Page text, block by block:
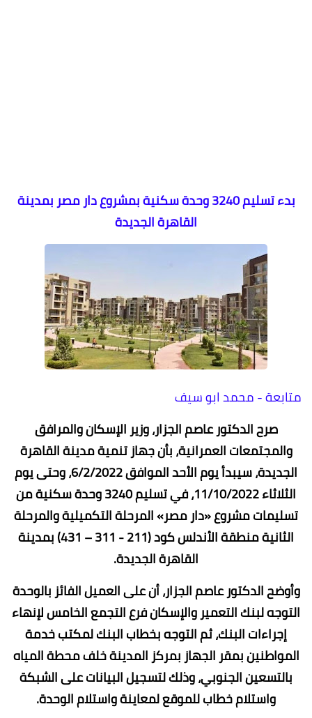
بدء تسليم 3240 وحدة سكنية بمشروع دار مصر بمدينة
القاهرة الجديدة
متابعة - محمد ابو سيف
صرح الدكتور عاصم الجزار، وزير الإسكان والمرافق
والمجتمعات العمرانية، بأن جهاز تنمية مدينة القاهرة
الجديدة، سيبدأ يوم الأحد الموافق 6/2/2022، وحتى يوم
الثلاثاء 11/10/2022، في تسليم 3240 وحدة سكنية من
تسليمات مشروع «دار مصر» المرحلة التكميلية والمرحلة
الثانية منطقة الأندلس كود (211 - 311 – 431) بمدينة
القاهرة الجديدة.
وأوضح الدكتور عاصم الجزار، أن على العميل الفائز بالوحدة
التوجه لبنك التعمير والإسكان فرع التجمع الخامس لإنهاء
إجراءات البنك، ثم التوجه بخطاب البنك لمكتب خدمة
المواطنين بمقر الجهاز بمركز المدينة خلف محطة المياه
بالتسعين الجنوبي، وذلك لتسجيل البيانات على الشبكة
واستلام خطاب للموقع لمعاينة واستلام الوحدة.